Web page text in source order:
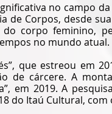
no campo
de Corpos, desde
corpo feminino,
no mundo atual.
que estreou em
de cárcere. A
em 2019. A
do Itaú Cultural,